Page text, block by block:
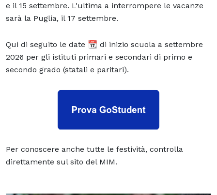
e il 15 settembre. L'ultima a interrompere le vacanze
sarà la Puglia, il 17 settembre.
Qui di seguito le date 📆 di inizio scuola a settembre
2026 per gli istituti primari e secondari di primo e
secondo grado (statali e paritari).
Per conoscere anche tutte le festività, controlla
direttamente sul sito del MIM.